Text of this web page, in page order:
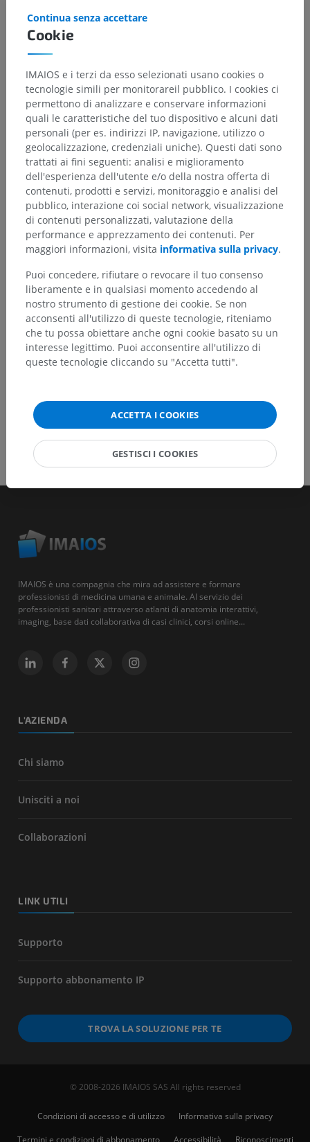
Nodi linfatici del membro inferiore
Linfonodo peroniero
Strutture sottostanti:
soggiacenti per questa parte anatomica
Traduzioni
Hai notato un errore?
Non esitare a suggerire una correzione, traduzione o
un miglioramento dei contenuti.
Segnala un problema
SCARICA L'APP
IMAIOS è una compagnia che mira ad assistere e formare
professionisti di medicina umana e animale. Al servizio dei
professionisti sanitari attraverso atlanti di anatomia interattivi,
imaging, base dati collaborativa di casi clinici, corsi online...
L'AZIENDA
Chi siamo
Unisciti a noi
Collaborazioni
LINK UTILI
Supporto
Supporto abbonamento IP
TROVA LA SOLUZIONE PER TE
© 2008-2026 IMAIOS SAS All rights reserved
Condizioni di accesso e di utilizzo
Informativa sulla privacy
Termini e condizioni di abbonamento
Accessibilità Riconoscimenti
Cookie
Continua senza accettare
IMAIOS e i terzi da esso selezionati usano cookies o
tecnologie simili per monitorareil pubblico. I cookies ci
permettono di analizzare e conservare informazioni
quali le caratteristiche del tuo dispositivo e alcuni dati
personali (per es. indirizzi IP, navigazione, utilizzo o
geolocalizzazione, credenziali uniche). Questi dati sono
trattati ai fini seguenti: analisi e miglioramento
dell'esperienza dell'utente e/o della nostra offerta di
contenuti, prodotti e servizi, monitoraggio e analisi del
pubblico, interazione coi social network, visualizzazione
di contenuti personalizzati, valutazione della
performance e apprezzamento dei contenuti. Per
maggiori informazioni, visita informativa sulla privacy.
Puoi concedere, rifiutare o revocare il tuo consenso
liberamente e in qualsiasi momento accedendo al
nostro strumento di gestione dei cookie. Se non
acconsenti all'utilizzo di queste tecnologie, riteniamo
che tu possa obiettare anche ogni cookie basato su un
interesse legittimo. Puoi acconsentire all'utilizzo di
queste tecnologie cliccando su "Accetta tutti".
ACCETTA I COOKIES
GESTISCI I COOKIES